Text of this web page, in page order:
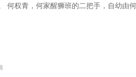
何权青，何家醒狮班的二把手，自幼由
子。 裴居堂养尊处优18年，基本没吃过